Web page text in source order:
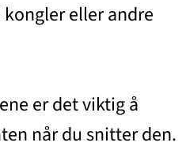
eller andre
er det viktig å
når du snitter den.